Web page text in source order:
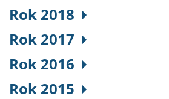
Rok 2018
Rok 2017
Rok 2016
Rok 2015